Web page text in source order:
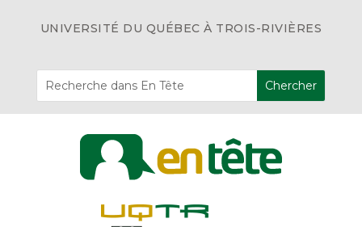
UNIVERSITÉ DU QUÉBEC À TROIS-RIVIÈRES